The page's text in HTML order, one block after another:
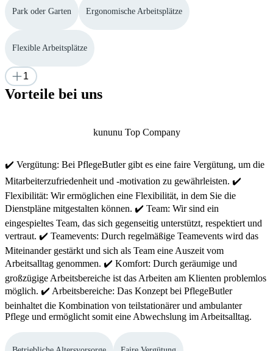
Park oder Garten Ergonomische Arbeitsplätze
Flexible Arbeitsplätze
1
Vorteile bei uns
kununu Top Company
✔️ Vergütung: Bei PflegeButler gibt es eine faire Vergütung, um die
Mitarbeiterzufriedenheit und -motivation zu gewährleisten. ✔️
Flexibilität: Wir ermöglichen eine Flexibilität, in dem Sie die
Dienstpläne mitgestalten können. ✔️ Team: Wir sind ein
eingespieltes Team, das sich gegenseitig unterstützt, respektiert und
vertraut. ✔️ Teamevents: Durch regelmäßige Teamevents wird das
Miteinander gestärkt und sich als Team eine Auszeit vom
Arbeitsalltag genommen. ✔️ Komfort: Durch geräumige und
großzügige Arbeitsbereiche ist das Arbeiten am Klienten problemlos
möglich. ✔️ Arbeitsbereiche: Das Konzept bei PflegeButler
beinhaltet die Kombination von teilstationärer und ambulanter
Pflege und ermöglicht somit eine Abwechslung im Arbeitsalltag.